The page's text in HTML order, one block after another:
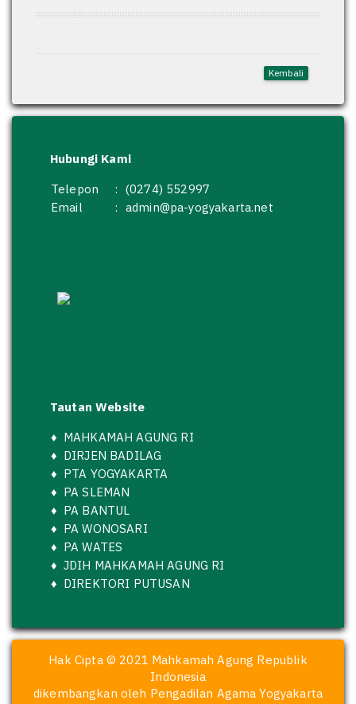
Kembali
Hubungi Kami
Telepon
: (0274) 552997
Email
: admin@pa-yogyakarta.net
Tautan Website
♦ MAHKAMAH AGUNG RI
♦ DIRJEN BADILAG
♦ PTA YOGYAKARTA
♦ PA SLEMAN
♦ PA BANTUL
♦ PA WONOSARI
♦ PA WATES
♦ JDIH MAHKAMAH AGUNG RI
♦ DIREKTORI PUTUSAN
Hak Cipta © 2021 Mahkamah Agung Republik
Indonesia
dikembangkan oleh Pengadilan Agama Yogyakarta